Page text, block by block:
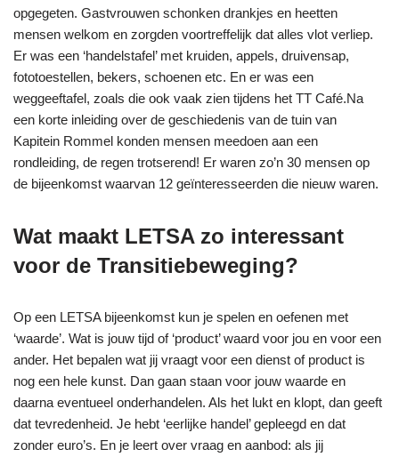
opgegeten. Gastvrouwen schonken drankjes en heetten
mensen welkom en zorgden voortreffelijk dat alles vlot verliep.
Er was een ‘handelstafel’ met kruiden, appels, druivensap,
fototoestellen, bekers, schoenen etc. En er was een
weggeeftafel, zoals die ook vaak zien tijdens het TT Café.Na
een korte inleiding over de geschiedenis van de tuin van
Kapitein Rommel konden mensen meedoen aan een
rondleiding, de regen trotserend! Er waren zo’n 30 mensen op
de bijeenkomst waarvan 12 geïnteresseerden die nieuw waren.
Wat maakt LETSA zo interessant
voor de Transitiebeweging?
Op een LETSA bijeenkomst kun je spelen en oefenen met
‘waarde’. Wat is jouw tijd of ‘product’ waard voor jou en voor een
ander. Het bepalen wat jij vraagt voor een dienst of product is
nog een hele kunst. Dan gaan staan voor jouw waarde en
daarna eventueel onderhandelen. Als het lukt en klopt, dan geeft
dat tevredenheid. Je hebt ‘eerlijke handel’ gepleegd en dat
zonder euro’s. En je leert over vraag en aanbod: als jij